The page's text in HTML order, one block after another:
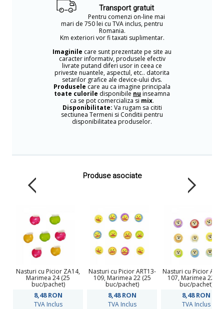
Transport gratuit
Pentru comenzi on-line mai
mari de 750 lei cu TVA inclus, pentru
Romania.
Km exteriori vor fi taxati suplimentar.
Imaginile care sunt prezentate pe site au
caracter informativ, produsele efectiv
livrate putand diferi usor in ceea ce
priveste nuantele, aspectul, etc.. datorita
setarilor grafice ale device-ului dvs.
Produsele care au ca imagine principala
toate culorile disponibile nu inseamna
ca se pot comercializa si mix.
Disponibilitate: Va rugam sa cititi
sectiunea Termeni si Conditii pentru
disponibilitatea produselor.
Produse asociate
Nasturi cu Picior ZA14,
Marimea 24 (25
buc/pachet)
8,48RON
TVA Inclus
Nasturi cu Picior ART13-
109, Marimea 22 (25
buc/pachet)
8,48RON
TVA Inclus
Nasturi cu Picior
107, Marimea 22
buc/pachet)
8,48RON
TVA Inclus